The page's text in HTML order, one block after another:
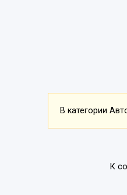
В категории
К